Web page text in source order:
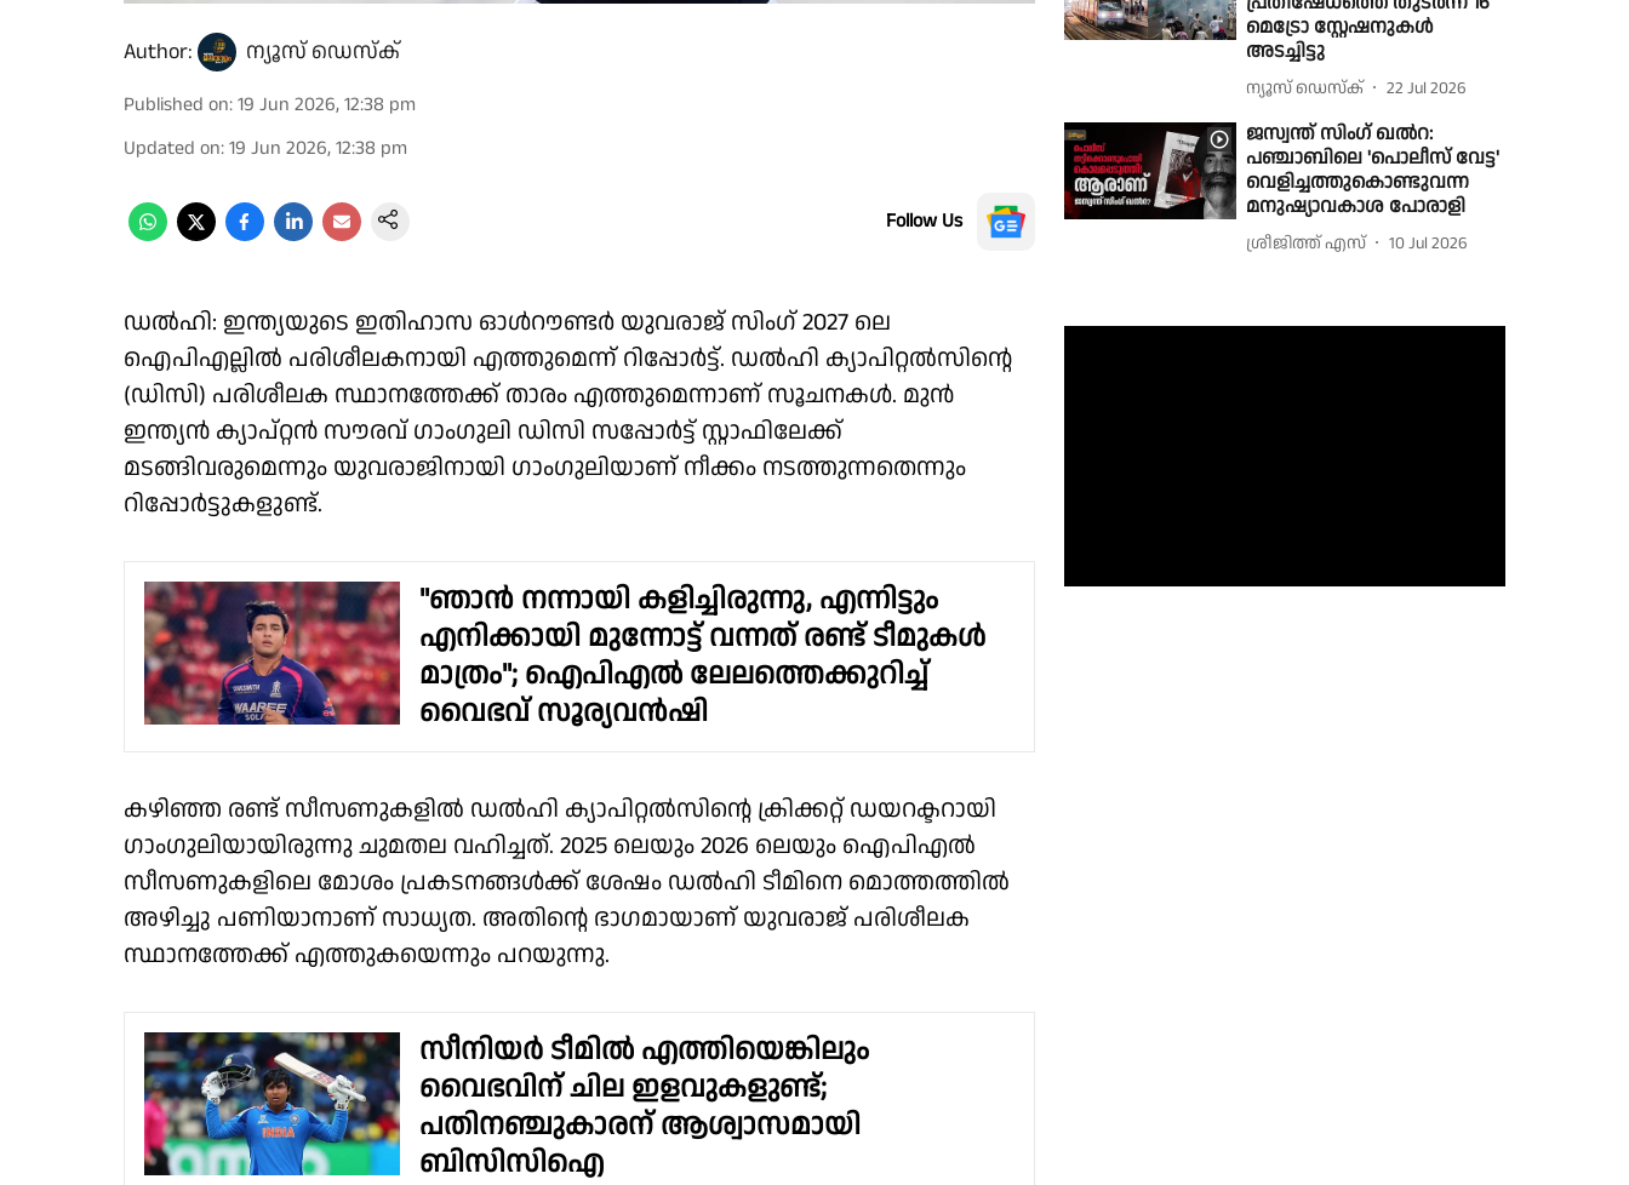
Author: ന്യൂസ് ഡെസ്ക്
Published on:19 Jun 2026, 12:38 pm
Updated on:19 Jun 2026, 12:38 pm
Follow Us
ഡൽഹി: ഇന്ത്യയുടെ ഇതിഹാസ ഓൾറൗണ്ടർ യുവരാജ് സിംഗ് 2027 ലെ
ഐപിഎല്ലിൽ പരിശീലകനായി എത്തുമെന്ന് റിപ്പോർട്ട്. ഡൽഹി ക്യാപിറ്റൽസിന്റെ
(ഡി‌സി) പരിശീലക സ്ഥാനത്തേക്ക് താരം എത്തുമെന്നാണ് സൂചനകൾ. മുൻ
ഇന്ത്യൻ ക്യാപ്റ്റൻ സൗരവ് ഗാംഗുലി ഡി‌സി സപ്പോർട്ട് സ്റ്റാഫിലേക്ക്
മടങ്ങിവരുമെന്നും യുവരാജിനായി ഗാംഗുലിയാണ് നീക്കം നടത്തുന്നതെന്നും
റിപ്പോർട്ടുകളുണ്ട്.
"ഞാന്‍ നന്നായി കളിച്ചിരുന്നു, എന്നിട്ടും
എനിക്കായി മുന്നോട്ട് വന്നത് രണ്ട് ടീമുകള്‍
മാത്രം"; ഐപിഎല്‍ ലേലത്തെക്കുറിച്ച്
വൈഭവ് സൂര്യവന്‍ഷി
കഴിഞ്ഞ രണ്ട് സീസണുകളിൽ ഡൽഹി ക്യാപിറ്റൽസിന്റെ ക്രിക്കറ്റ് ഡയറക്ടറായി
ഗാംഗുലിയായിരുന്നു ചുമതല വഹിച്ചത്. 2025 ലെയും 2026 ലെയും ഐ‌പി‌എൽ
സീസണുകളിലെ മോശം പ്രകടനങ്ങൾക്ക് ശേഷം ഡൽഹി ടീമിനെ മൊത്തത്തിൽ
അഴിച്ചു പണിയാനാണ് സാധ്യത. അതിൻ്റെ ഭാഗമായാണ് യുവരാജ് പരിശീലക
സ്ഥാനത്തേക്ക് എത്തുകയെന്നും പറയുന്നു.
സീനിയര്‍ ടീമില്‍ എത്തിയെങ്കിലും
വൈഭവിന് ചില ഇളവുകളുണ്ട്;
പതിനഞ്ചുകാരന് ആശ്വാസമായി
ബിസിസിഐ
മെട്രോ സ്റ്റേഷനുകൾ
അടച്ചിട്ടു
ന്യൂസ് ഡെസ്ക് 22 Jul 2026
ജസ്വന്ത് സിംഗ് ഖൽറ:
പഞ്ചാബിലെ 'പൊലീസ് വേട്ട'
വെളിച്ചത്തുകൊണ്ടുവന്ന
മനുഷ്യാവകാശ പോരാളി
ശ്രീജിത്ത് എസ് 10 Jul 2026